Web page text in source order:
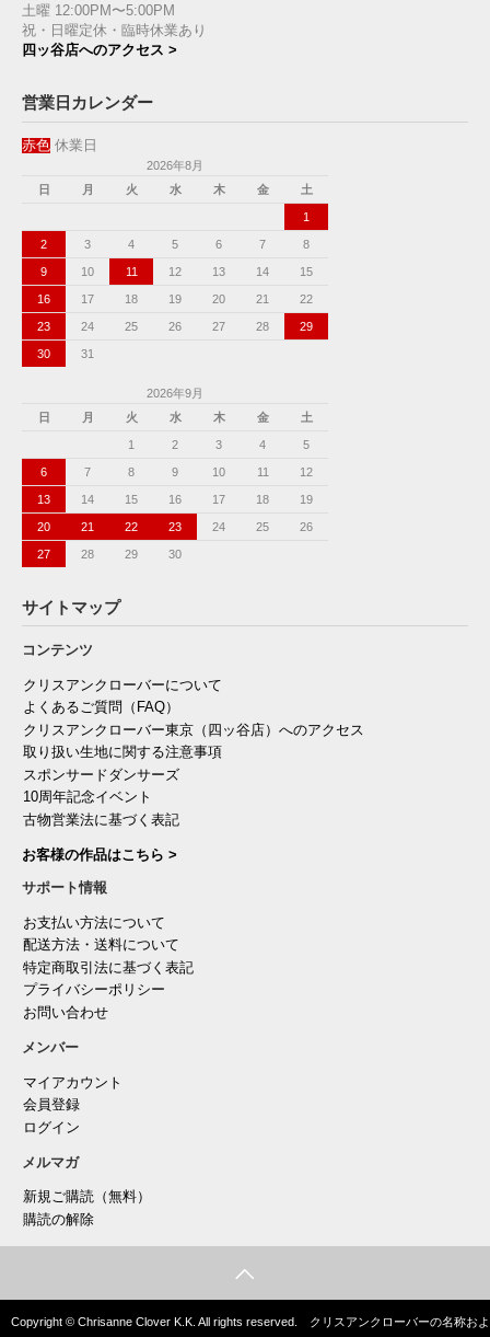
土曜 12:00PM〜5:00PM
祝・日曜定休・臨時休業あり
四ッ谷店へのアクセス >
営業日カレンダー
赤色 休業日
2026年8月
日
月 火 水 木 金 土
1
2 3 4 5 6 7 8
9 10 11 12 13 14 15
16 17 18 19 20 21 22
23 24 25 26 27 28 29
30 31
2026年9月
日
月 火 水 木 金 土
1 2 3 4 5
6 7 8 9 10 11 12
13 14 15 16 17 18 19
20 21 22 23 24 25 26
27 28 29 30
サイトマップ
コンテンツ
クリスアンクローバーについて
よくあるご質問（FAQ）
クリスアンクローバー東京（四ッ谷店）へのアクセス
取り扱い生地に関する注意事項
スポンサードダンサーズ
10周年記念イベント
古物営業法に基づく表記
お客様の作品はこちら >
サポート情報
お支払い方法について
配送方法・送料について
特定商取引法に基づく表記
プライバシーポリシー
お問い合わせ
メンバー
マイアカウント
会員登録
ログイン
メルマガ
新規ご購読（無料）
購読の解除
Copyright © Chrisanne Clover K.K. All rights reserved. クリスアンクローバーの名称およ